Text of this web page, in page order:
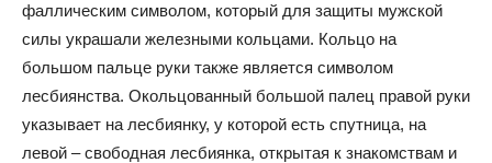
фаллическим символом, который для защиты мужской
силы украшали железными кольцами. Кольцо на
большом пальце руки также является символом
лесбиянства. Окольцованный большой палец правой руки
указывает на лесбиянку, у которой есть спутница, на
левой – свободная лесбиянка, открытая к знакомствам и